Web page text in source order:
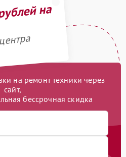
на
на ремонт техники через
сайт,
бессрочная скидка